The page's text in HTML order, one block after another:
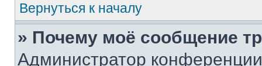
Вернуться к началу
» Почему моё сообщение
Администратор